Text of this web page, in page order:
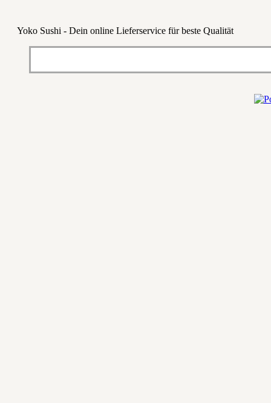
Yoko Sushi - Dein online Lieferservice für beste Qualität